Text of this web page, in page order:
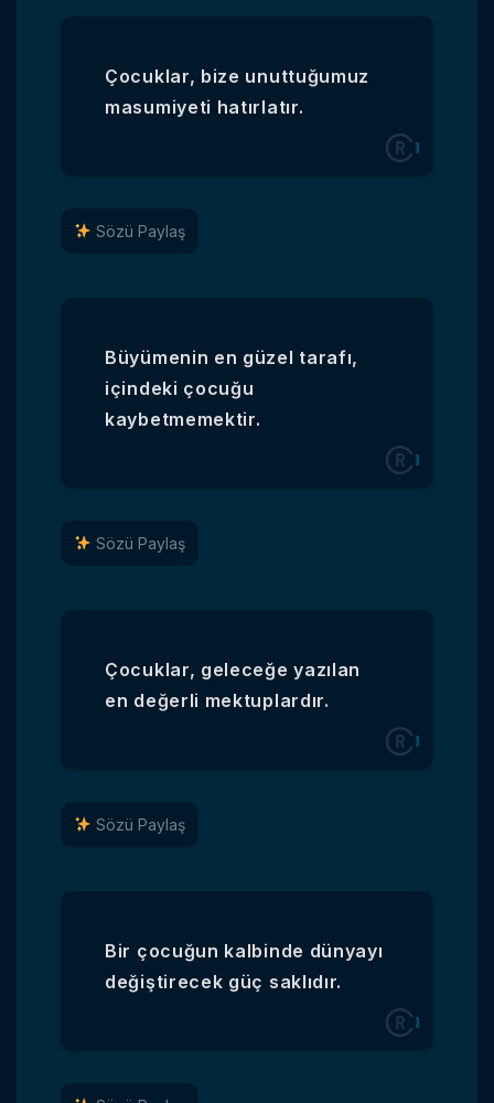
Çocuklar, bize unuttuğumuz
masumiyeti hatırlatır.
Sözü Paylaş
Büyümenin en güzel tarafı,
içindeki çocuğu
kaybetmemektir.
Sözü Paylaş
Çocuklar, geleceğe yazılan
en değerli mektuplardır.
Sözü Paylaş
Bir çocuğun kalbinde dünyayı
değiştirecek güç saklıdır.